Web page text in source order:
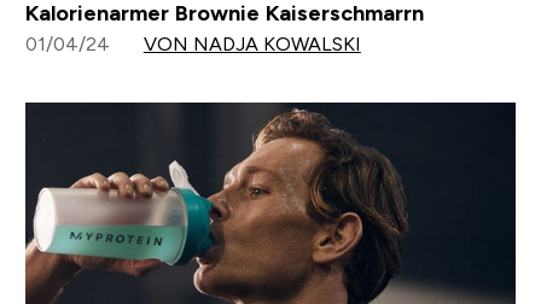
Kalorienarmer Brownie Kaiserschmarrn
01/04/24 VON NADJA KOWALSKI